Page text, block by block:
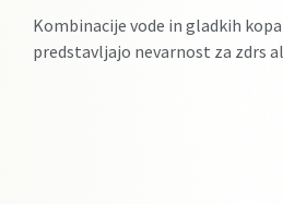
Kombinacije vode in gladkih
predstavljajo nevarnost za zdrs